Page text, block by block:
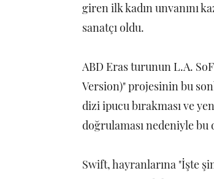
giren ilk kadın unvanını
sanatçı oldu.
ABD Eras turunun L.A.
Version)" projesinin bu
dizi ipucu bırakması ve
doğrulaması nedeniyle
Swift, hayranlarına "İşte